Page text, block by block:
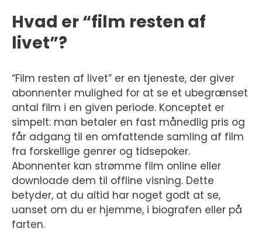
Hvad er “film resten af
livet”?
“Film resten af livet” er en tjeneste, der giver
abonnenter mulighed for at se et ubegrænset
antal film i en given periode. Konceptet er
simpelt: man betaler en fast månedlig pris og
får adgang til en omfattende samling af film
fra forskellige genrer og tidsepoker.
Abonnenter kan strømme film online eller
downloade dem til offline visning. Dette
betyder, at du altid har noget godt at se,
uanset om du er hjemme, i biografen eller på
farten.